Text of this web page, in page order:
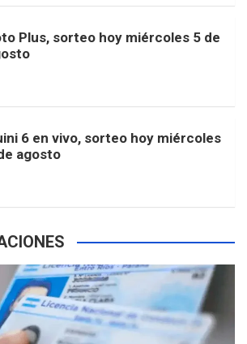
b
Plus, sorteo hoy miércoles 5 de
6 en vivo, sorteo hoy miércoles
agosto